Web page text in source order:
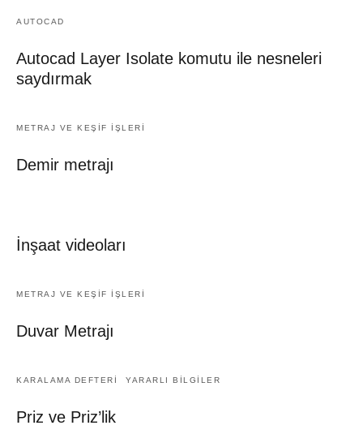
AUTOCAD
Autocad Layer Isolate komutu ile nesneleri
saydırmak
METRAJ VE KEŞIF İŞLERI
Demir metrajı
İnşaat videoları
METRAJ VE KEŞIF İŞLERI
Duvar Metrajı
KARALAMA DEFTERİ YARARLI BİLGİLER
Priz ve Priz’lik